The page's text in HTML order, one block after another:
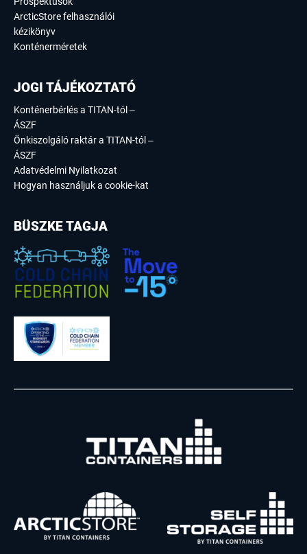
ArcticStore felhasználói
kézikönyv
Konténerméretek
JOGI TÁJÉKOZTATÓ
Konténerbérlés a TITAN-tól –
ÁSZF
Önkiszolgáló raktár a TITAN-tól –
ÁSZF
Adatvédelmi Nyilatkozat
Hogyan használjuk a cookie-kat
BÜSZKE TAGJA